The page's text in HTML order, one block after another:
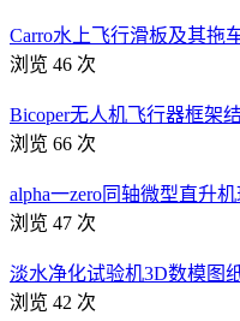
Carro水上飞行滑板及其拖
浏览 46 次
Bicoper无人机飞行器框架
浏览 66 次
alpha一zero同轴微型直升
浏览 47 次
淡水净化试验机3D数模图
浏览 42 次